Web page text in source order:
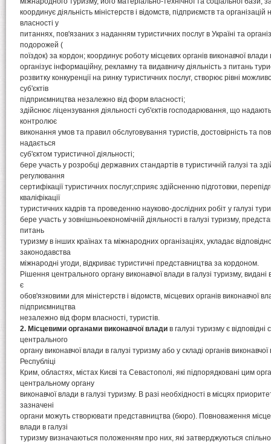
координує діяльність міністерств і відомств, підприємств та
власності у
питаннях, пов'язаних з наданням туристичних послуг в Україні та
подорожей (
поїздок) за кордон; координує роботу місцевих органів виконавчої влади
організує інформаційну, рекламну та видавничу діяльність з питань
розвитку конкуренції на ринку туристичних послуг, створює рівні
суб'єктів
підприємництва незалежно від форм власності;
здійснює ліцензування діяльності суб'єктів господарювання, що
контролює
виконання умов та правил обслуговування туристів, достовірність та
надається
суб'єктом туристичної діяльності;
бере участь у розробці державних стандартів в туристичній галузі та
регулювання
сертифікації туристичних послуг;сприяє здійсненню підготовки,
кваліфікації
туристичних кадрів та проведенню науково-дослідних робіт у галузі
бере участь у зовнішньоекономічній діяльності в галузі туризму,
питань
туризму в інших країнах та міжнародних організаціях, укладає
законодавства
міжнародні угоди, відкриває туристичні представництва за кордоном.
Рішення центрального органу виконавчої влади в галузі туризму,
є
обов'язковими для міністерств і відомств, місцевих органів виконавчої
підприємництва
незалежно від форм власності, туристів.
2. Місцевими органами виконавчої влади в галузі туризму є відповідні
центрального
органу виконавчої влади в галузі туризму або у складі органів
Республіці
Крим, областях, містах Києві та Севастополі, які підпорядковані цим
центральному органу
виконавчої влади в галузі туризму. В разі необхідності в місцях
зазначені
органи можуть створювати представництва (бюро). Повноваження
влади в галузі
туризму визначаються положенням про них, які затверджуються